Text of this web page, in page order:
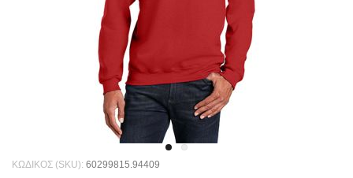
ΚΩΔΙΚΟΣ (SKU): 60299815.94409